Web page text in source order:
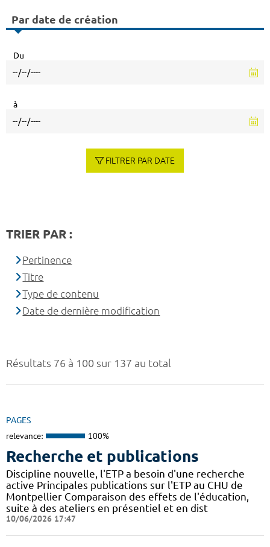
Résultats 76 à 100 sur 137 au total
PAGES
relevance: 100%
Recherche et publications
Discipline nouvelle, l'ETP a besoin d'une recherche
active Principales publications sur l'ETP au CHU de
Montpellier Comparaison des effets de l'éducation,
suite à des ateliers en présentiel et en dist
10/06/2026 17:47
Par date de création
Du
à
FILTRER PAR DATE
TRIER PAR :
Pertinence
Titre
Type de contenu
Date de dernière modification